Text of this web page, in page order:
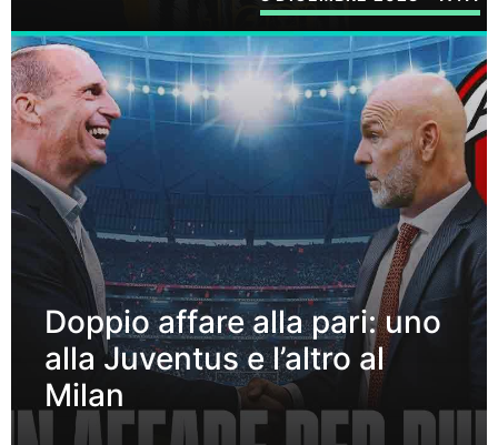
Doppio affare alla pari: uno
alla Juventus e l’altro al
Milan